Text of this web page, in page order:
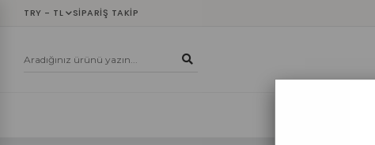
TRY - TL SIPARIŞ TAKIP